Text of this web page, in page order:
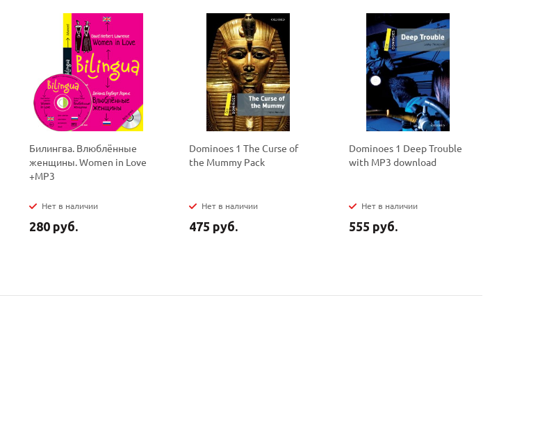
Билингва. Влюблённые
женщины. Women in Love
+MP3
Нет в наличии
280 руб.
Dominoes 1 The Curse of
the Mummy Pack
Нет в наличии
475 руб.
Dominoes 1 Deep Trouble
with MP3 download
Нет в наличии
555 руб.
политикой
конфидициальности
политикой
конфидициальности